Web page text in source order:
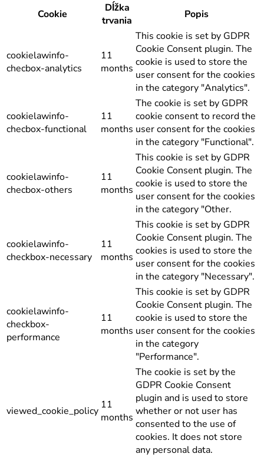
Cookie
Dĺžka
trvania
Popis
cookielawinfo-
checbox-analytics
11
months
This cookie is set by GDPR
Cookie Consent plugin. The
cookie is used to store the
user consent for the cookies
in the category "Analytics".
cookielawinfo-
checbox-functional
11
months
The cookie is set by GDPR
cookie consent to record the
user consent for the cookies
in the category "Functional".
cookielawinfo-
checbox-others
11
months
This cookie is set by GDPR
Cookie Consent plugin. The
cookie is used to store the
user consent for the cookies
in the category "Other.
cookielawinfo-
checkbox-necessary
11
months
This cookie is set by GDPR
Cookie Consent plugin. The
cookies is used to store the
user consent for the cookies
in the category "Necessary".
cookielawinfo-
checkbox-
performance
11
months
This cookie is set by GDPR
Cookie Consent plugin. The
cookie is used to store the
user consent for the cookies
in the category
"Performance".
viewed_cookie_policy 11
months
The cookie is set by the
GDPR Cookie Consent
plugin and is used to store
whether or not user has
consented to the use of
cookies. It does not store
any personal data.